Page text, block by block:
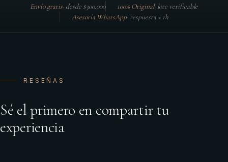
Envío gratis· desde $300.000 100% Original· lote verificable
Asesoría WhatsApp· respuesta < 1h
RESEÑAS
Sé el primero en compartir tu
experiencia